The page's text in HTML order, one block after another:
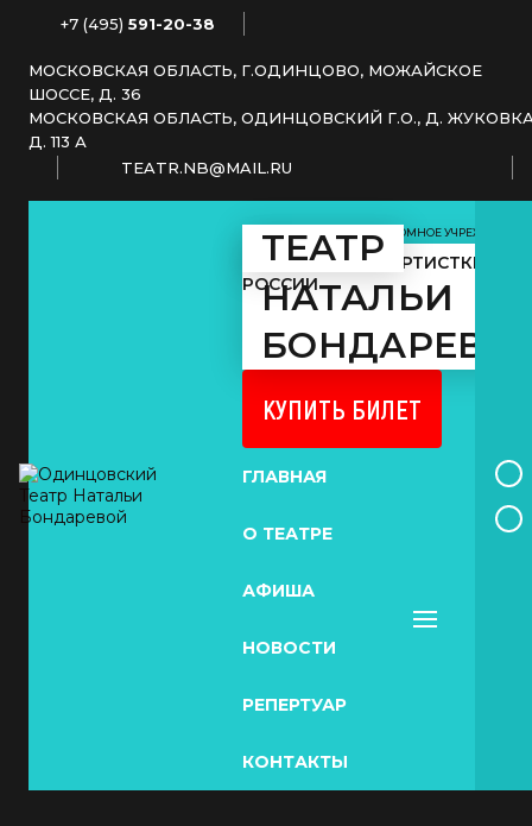
+7 (495) 591-20-38
МОСКОВСКАЯ ОБЛАСТЬ, Г.ОДИНЦОВО, МОЖАЙСКОЕ
ШОССЕ, Д. 36
МОСКОВСКАЯ ОБЛАСТЬ, ОДИНЦОВСКИЙ Г.О., Д.
Д. 113 А
TEATR.NB@MAIL.RU
ТЕАТР
НАТАЛЬИ
МУНИЦИПАЛЬНОЕ АВТОНОМНОЕ УЧРЕЖДЕНИЕ
КУЛЬТУРЫ
ЗАСЛУЖЕННОЙ АРТИСТКИ
РОССИИ
КУПИТЬ БИЛЕТ
ГЛАВНАЯ
О ТЕАТРЕ
АФИША
НОВОСТИ
РЕПЕРТУАР
КОНТАКТЫ